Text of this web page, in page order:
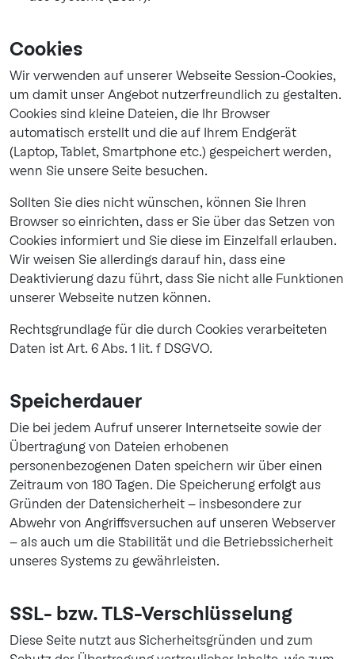
Cookies
Wir verwenden auf unserer Webseite Session-Cookies,
um damit unser Angebot nutzerfreundlich zu gestalten.
Cookies sind kleine Dateien, die Ihr Browser
automatisch erstellt und die auf Ihrem Endgerät
(Laptop, Tablet, Smartphone etc.) gespeichert werden,
wenn Sie unsere Seite besuchen.
Sollten Sie dies nicht wünschen, können Sie Ihren
Browser so einrichten, dass er Sie über das Setzen von
Cookies informiert und Sie diese im Einzelfall erlauben.
Wir weisen Sie allerdings darauf hin, dass eine
Deaktivierung dazu führt, dass Sie nicht alle Funktionen
unserer Webseite nutzen können.
Rechtsgrundlage für die durch Cookies verarbeiteten
Daten ist Art. 6 Abs. 1 lit. f DSGVO.
Speicherdauer
Die bei jedem Aufruf unserer Internetseite sowie der
Übertragung von Dateien erhobenen
personenbezogenen Daten speichern wir über einen
Zeitraum von 180 Tagen. Die Speicherung erfolgt aus
Gründen der Datensicherheit – insbesondere zur
Abwehr von Angriffsversuchen auf unseren Webserver
– als auch um die Stabilität und die Betriebssicherheit
unseres Systems zu gewährleisten.
SSL- bzw. TLS-Verschlüsselung
Diese Seite nutzt aus Sicherheitsgründen und zum